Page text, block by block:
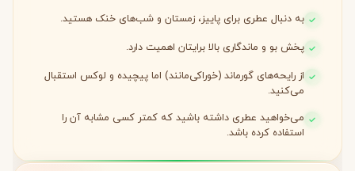
به دنبال عطری برای پاییز، زمستان و شب‌های خنک هستید.
پخش بو و ماندگاری بالا برایتان اهمیت دارد.
از رایحه‌های گورماند (خوراکی‌مانند) اما پیچیده و لوکس استقبال
می‌کنید.
می‌خواهید عطری داشته باشید که کمتر کسی مشابه آن را
استفاده کرده باشد.